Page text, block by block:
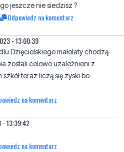
jeszcze nie siedzisz ?
Odpowiedz na komentarz
- 13:00:39
Dzięcielskiego małolaty chodzą
zostali celowo uzależnieni z
teraz liczą się zyski bo
na komentarz
- 13:39:42
na komentarz